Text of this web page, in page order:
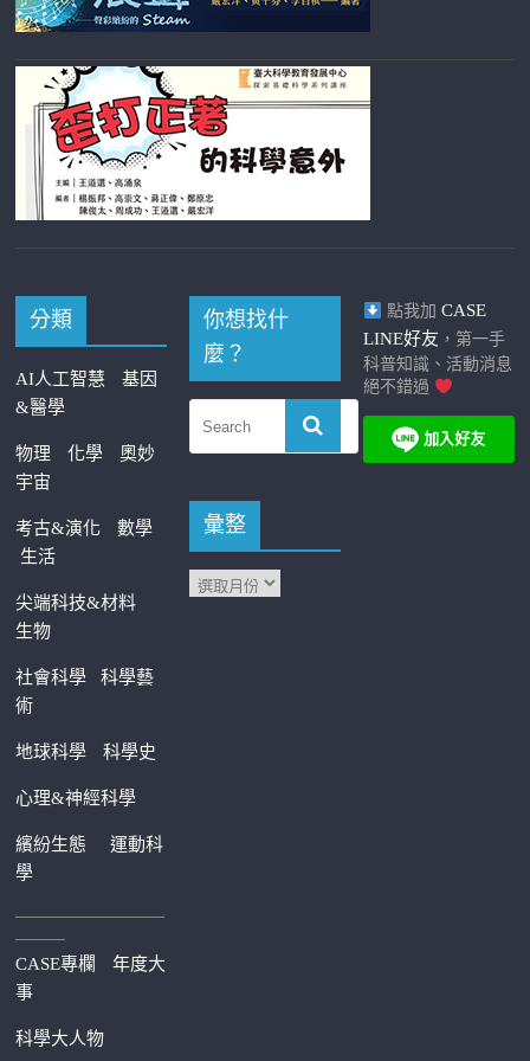
分類
AI人工智慧
基因
&醫學
物理 化學
奧妙
宇宙
考古&演化
數學
生活
尖端科技&材料
生物
社會科學科學藝
術
地球科學 科學史
心理&神經科學
繽紛生態運動科
學
—————————
———
CASE專欄
年度大
事
科學大人物
你想找什
麼？
彙整
點我加 CASE
LINE好友 ，第一手
科普知識、活動消息
絕不錯過